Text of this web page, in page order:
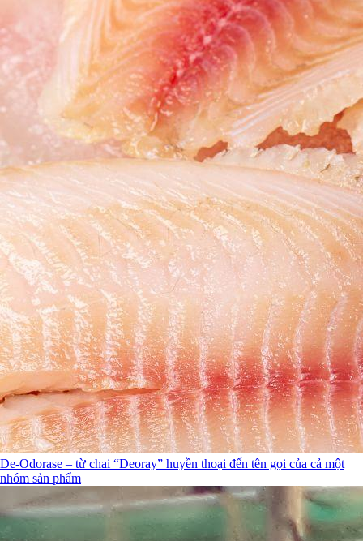
De-Odorase – từ chai “Deoray” huyền thoại đến tên gọi của cả một
nhóm sản phẩm